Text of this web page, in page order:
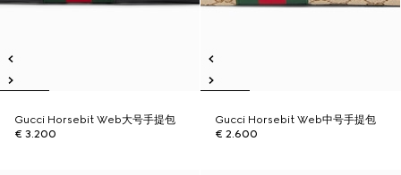
Gucci Horsebit Web大号手提包
€ 3.200
Gucci Horsebit Web中号手提包
€ 2.600